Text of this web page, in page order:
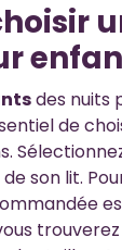
des nuits
de
son lit.